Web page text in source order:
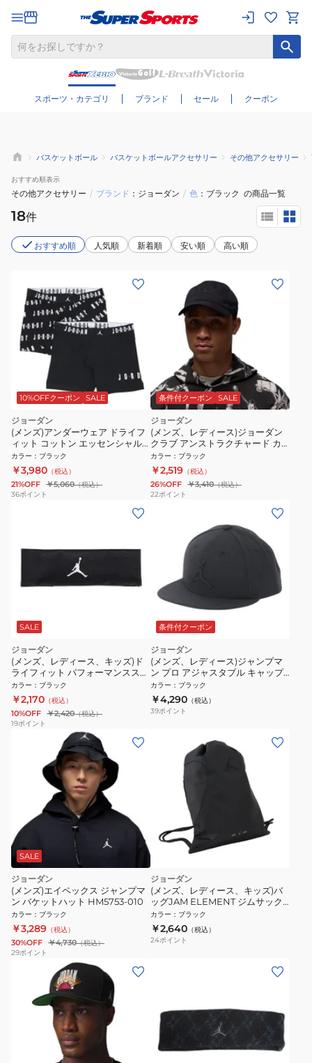
スポーツ・カテゴリ ブランド セール クーポン
さらに絞り込む
バスケットボール バスケットボールアクセサリー その他アクセサリー
おすすめ順表示
その他アクセサリー / ブランド ジョーダン / 色 ブラック の商品一覧
18件
おすすめ順 人気順 新着順 安い順 高い順
10%OFFクーポン SALE
ジョーダン
(メンズ)アンダーウェア ドライフ
ィット コットン エッセンシャル
フライト ボクサーブリーフ 2枚組
JM0623-023
カラー ： ブラック
￥3,980 （税込）
21%OFF ￥5,060（税込）
36ポイント
条件付クーポン SALE
ジョーダン
(メンズ、レディース)ジョーダン
クラブ アンストラクチャード カ
ーブドビル キャップ HQ1963-011
カラー ： ブラック
￥2,519 （税込）
26%OFF ￥3,410（税込）
22ポイント
SALE
ジョーダン
(メンズ、レディース、キッズ)ド
ライフィット パフォーマンススポ
ーツ ヘッドバンド JD1010-010
カラー ： ブラック
￥2,170 （税込）
10%OFF ￥2,420（税込）
19ポイント
条件付クーポン
ジョーダン
(メンズ、レディース)ジャンプマ
ン プロ アジャスタブル キャップ
FV5296-011
カラー ： ブラック
￥4,290 （税込）
39ポイント
SALE
ジョーダン
(メンズ)エイペックス ジャンプマ
ン バケットハット HM5753-010
カラー ： ブラック
￥3,289 （税込）
30%OFF ￥4,730（税込）
29ポイント
ジョーダン
(メンズ、レディース、キッズ)バ
ッグJAM ELEMENT ジムサック
MA9197-K5X
カラー ： ブラック
￥2,640 （税込）
24ポイント